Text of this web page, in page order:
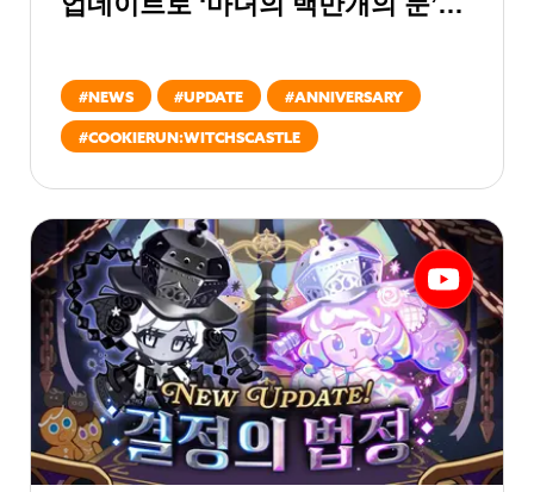
#NEWS #UPDATE #ANNIVERSARY
#COOKIERUN:WITCHSCASTLE